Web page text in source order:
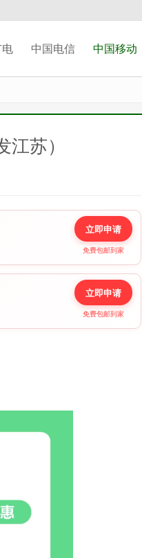
中国电信 中国移动
苏）
立即申请
免费包邮到家
立即申请
免费包邮到家
忘记密码 ?
切换登录
你的邮箱, 请正确填写以